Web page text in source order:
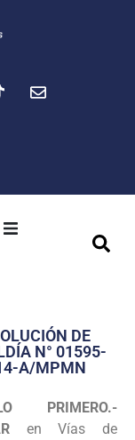
Transparencia
Programas
DE
N° 01595-
A/MPMN
PRIMERO.-
en Vías de